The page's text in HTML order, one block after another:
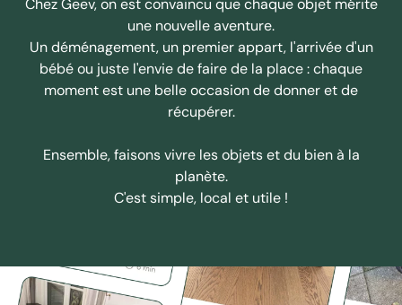
Chez Geev, on est convaincu que chaque objet mérite
une nouvelle aventure.
Un déménagement, un premier appart, l'arrivée d'un
bébé ou juste l'envie de faire de la place : chaque
moment est une belle occasion de donner et de
récupérer.
Ensemble, faisons vivre les objets et du bien à la
planète.
C'est simple, local et utile !